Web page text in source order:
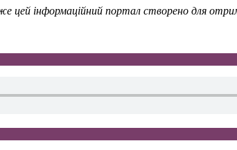
інформаційний портал створено для